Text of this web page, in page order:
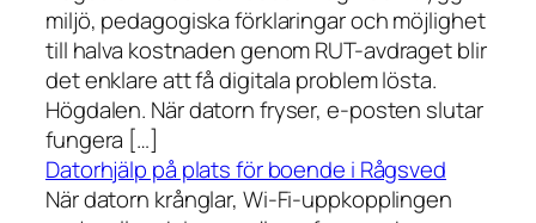
miljö, pedagogiska förklaringar och möjlighet
till halva kostnaden genom RUT-avdraget blir
det enklare att få digitala problem lösta.
Högdalen. När datorn fryser, e-posten slutar
fungera […]
Datorhjälp på plats för boende i Rågsved
När datorn krånglar, Wi-Fi-uppkopplingen